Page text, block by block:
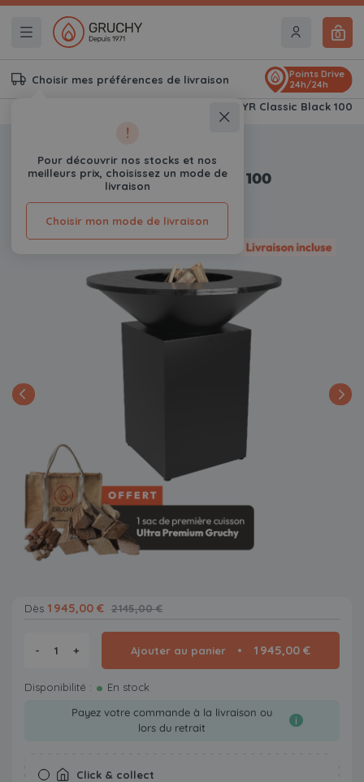
0
Choisir mes préférences de livraison
!
Pour découvrir nos stocks et nos
meilleurs prix, choisissez un mode de
livraison
Choisir mon mode de livraison
Points Drive
24h/24h
OFYR Classic Black 100
OFYR Classic Black 100
0Avis
Dès 1 945,00 € 2 145,00 €
- + Ajouter au panier 1 945,00 €
Disponibilité :
En stock
Payez votre commande à la livraison ou
lors du retrait
i
Click & collect